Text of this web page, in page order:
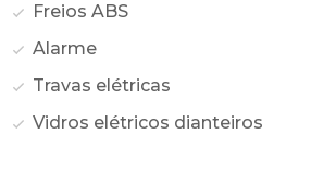
Freios ABS
Alarme
Travas elétricas
Vidros elétricos dianteiros